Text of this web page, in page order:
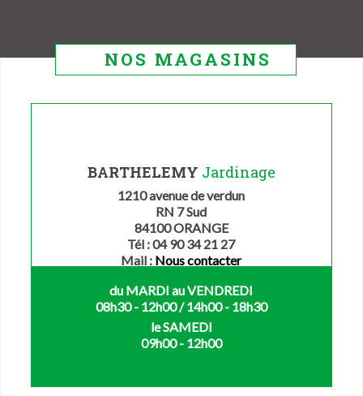
NOS MAGASINS
BARTHELEMY Jardinage
1210 avenue de verdun
RN 7 Sud
84100 ORANGE
Tél : 04 90 34 21 27
Mail : Nous contacter
du MARDI au VENDREDI
08h30 - 12h00 / 14h00 - 18h30
le SAMEDI
09h00 - 12h00